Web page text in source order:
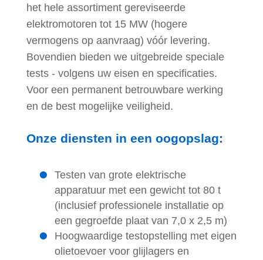
het hele assortiment gereviseerde
elektromotoren tot 15 MW (hogere
vermogens op aanvraag) vóór levering.
Bovendien bieden we uitgebreide speciale
tests - volgens uw eisen en specificaties.
Voor een permanent betrouwbare werking
en de best mogelijke veiligheid.
Onze diensten in een oogopslag:
Testen van grote elektrische
apparatuur met een gewicht tot 80 t
(inclusief professionele installatie op
een gegroefde plaat van 7,0 x 2,5 m)
Hoogwaardige testopstelling met eigen
olietoevoer voor glijlagers en